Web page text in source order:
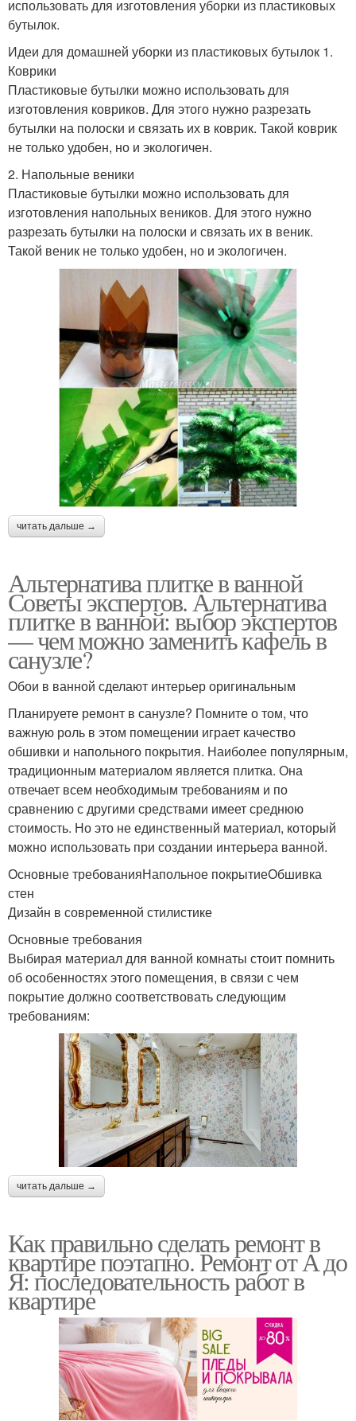
использовать для изготовления уборки из пластиковых
бутылок.
Идеи для домашней уборки из пластиковых бутылок 1.
Коврики
Пластиковые бутылки можно использовать для
изготовления ковриков. Для этого нужно разрезать
бутылки на полоски и связать их в коврик. Такой коврик
не только удобен, но и экологичен.
2. Напольные веники
Пластиковые бутылки можно использовать для
изготовления напольных веников. Для этого нужно
разрезать бутылки на полоски и связать их в веник.
Такой веник не только удобен, но и экологичен.
читать дальше →
Альтернатива плитке в ванной
Советы экспертов. Альтернатива
плитке в ванной: выбор экспертов
— чем можно заменить кафель в
санузле?
Обои в ванной сделают интерьер оригинальным
Планируете ремонт в санузле? Помните о том, что
важную роль в этом помещении играет качество
обшивки и напольного покрытия. Наиболее популярным,
традиционным материалом является плитка. Она
отвечает всем необходимым требованиям и по
сравнению с другими средствами имеет среднюю
стоимость. Но это не единственный материал, который
можно использовать при создании интерьера ванной.
Основные требованияНапольное покрытиеОбшивка
стен
Дизайн в современной стилистике
Основные требования
Выбирая материал для ванной комнаты стоит помнить
об особенностях этого помещения, в связи с чем
покрытие должно соответствовать следующим
требованиям:
читать дальше →
Как правильно сделать ремонт в
квартире поэтапно. Ремонт от А до
Я: последовательность работ в
квартире